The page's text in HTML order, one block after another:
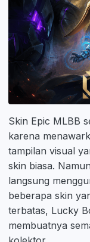
Skin Epic MLBB
karena
tampilan visual
skin biasa.
langsung
beberapa skin
terbatas, Lucky
membuatnya